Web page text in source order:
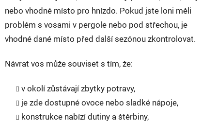
nebo vhodné místo pro hnízdo. Pokud jste loni měli
problém s vosami v pergole nebo pod střechou, je
vhodné dané místo před další sezónou zkontrolovat.
Návrat vos může souviset s tím, že:
v okolí zůstávají zbytky potravy,
je zde dostupné ovoce nebo sladké nápoje,
konstrukce nabízí dutiny a štěrbiny,